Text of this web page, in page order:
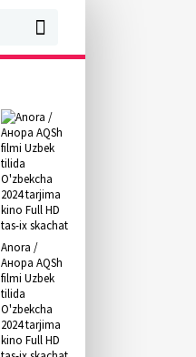
Anora /
Анора AQSh
filmi Uzbek
tilida
O'zbekcha
2024 tarjima
kino Full HD